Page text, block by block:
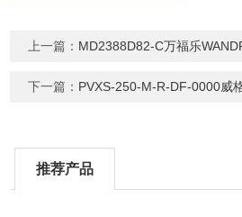
上一篇： MD2388D82-C万福乐
下一篇： PVXS-250-M-R-DF-0000威格士
推荐产品